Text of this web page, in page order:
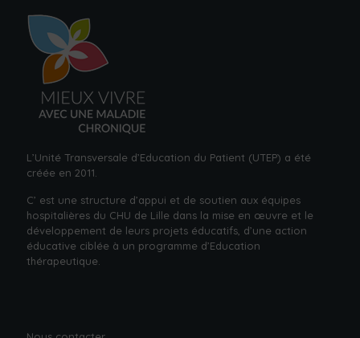
L’Unité Transversale d’Education du Patient (UTEP) a été
créée en 2011.
C’ est une structure d’appui et de soutien aux équipes
hospitalières du CHU de Lille dans la mise en œuvre et le
développement de leurs projets éducatifs, d’une action
éducative ciblée à un programme d’Education
thérapeutique.